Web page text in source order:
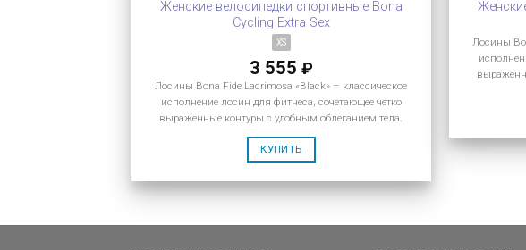
Женские велосипедки спортивные Bona
Cycling Extra Sex
XS
3 555 ₽
Лосины Bona Fide Lacrimosa «Black» – классическое
исполнение лосин для фитнеса, сочетающее четко
выраженные контуры с удобным облеганием тела.
КУПИТЬ
Лосины